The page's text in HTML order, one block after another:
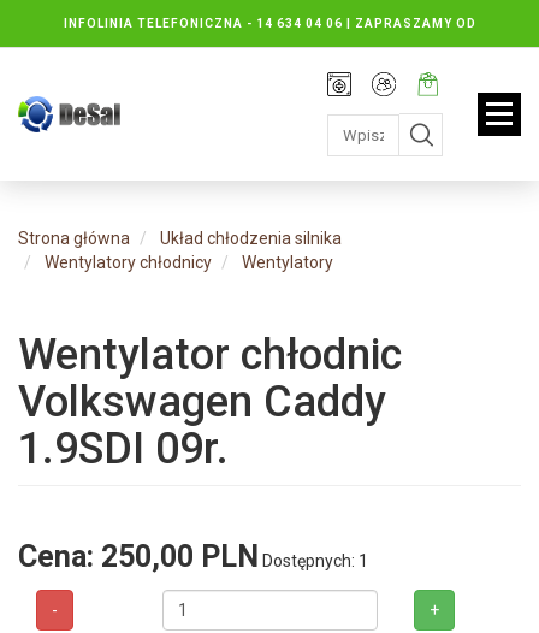
INFOLINIA TELEFONICZNA - 14 634 04 06 | ZAPRASZAMY OD
PONIEDZIAŁKU DO PIĄTKU : 8.30 DO 16.30, SOBOTY: 8.30 DO 13.00
Rejestracja
Moje
konto
Twój
koszyk:
jest
pusty
Strona główna
Układ chłodzenia silnika
Wentylatory chłodnicy
Wentylatory
Wentylator chłodnic
Volkswagen Caddy
1.9SDI 09r.
Cena: 250,00 PLN Dostępnych: 1
- +